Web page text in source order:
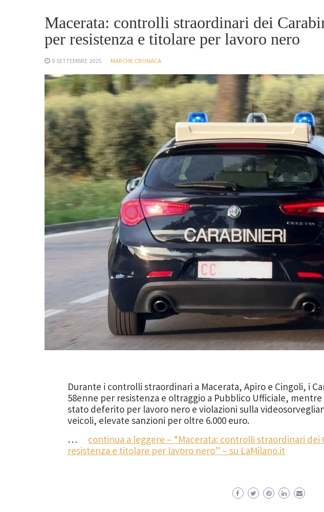
Macerata: controlli straordinari dei
per resistenza e titolare per lavoro nero
8 SETTEMBRE 2025 MARCHE CRONACA
Durante i controlli straordinari a Macerata, Apiro e Cingoli, i
58enne per resistenza e oltraggio a Pubblico Ufficiale,
stato deferito per lavoro nero e violazioni sulla
veicoli, elevate sanzioni per oltre 6.000 euro.
…
continua a leggere – “Macerata: controlli straordinari
resistenza e titolare per lavoro nero” – su LaMilano.it